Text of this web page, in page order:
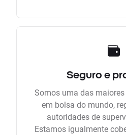
Seguro e
Somos uma das
em bolsa do mundo,
autoridades de
Estamos igualmente